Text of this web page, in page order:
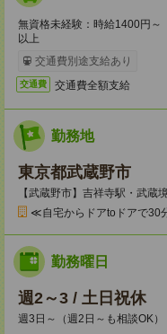
無資格未経験：時給1400円
以上
交通費別途支給あり
交通費 交通費全額支給
勤務地
東京都武蔵野市
【武蔵野市】吉祥寺駅・武蔵
≪自宅からドアtoドアで30
勤務曜日
週2～3 / 土日祝休
週3日～（週2日～も相談OK）